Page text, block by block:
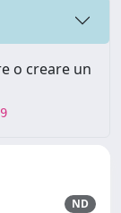
o creare un
ND